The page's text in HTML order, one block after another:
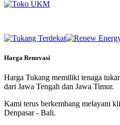
Harga Renovasi
Harga Tukang memiliki tenaga
dari Jawa Tengah dan Jawa Timur.
Kami terus berkembang melayani
Denpasar - Bali.